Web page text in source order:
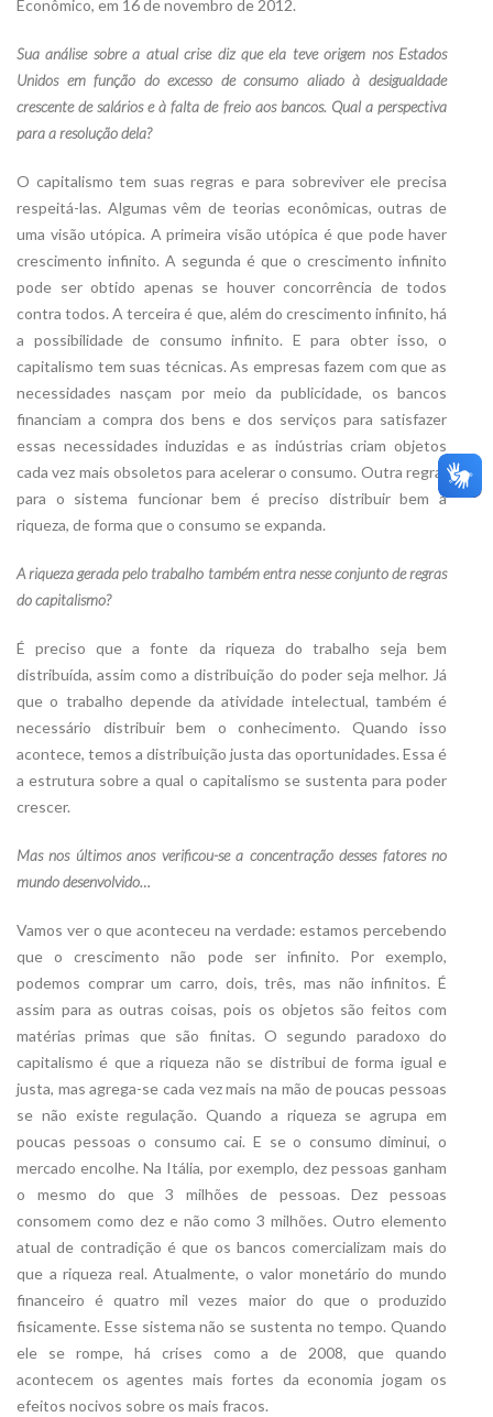
Econômico, em 16 de novembro de 2012.
Sua análise sobre a atual crise diz que ela teve origem nos Estados
Unidos em função do excesso de consumo aliado à desigualdade
crescente de salários e à falta de freio aos bancos. Qual a perspectiva
para a resolução dela?
O capitalismo tem suas regras e para sobreviver ele precisa
respeitá-las. Algumas vêm de teorias econômicas, outras de
uma visão utópica. A primeira visão utópica é que pode haver
crescimento infinito. A segunda é que o crescimento infinito
pode ser obtido apenas se houver concorrência de todos
contra todos. A terceira é que, além do crescimento infinito, há
a possibilidade de consumo infinito. E para obter isso, o
capitalismo tem suas técnicas. As empresas fazem com que as
necessidades nasçam por meio da publicidade, os bancos
financiam a compra dos bens e dos serviços para satisfazer
essas necessidades induzidas e as indústrias criam objetos
cada vez mais obsoletos para acelerar o consumo. Outra regra:
para o sistema funcionar bem é preciso distribuir bem a
riqueza, de forma que o consumo se expanda.
A riqueza gerada pelo trabalho também entra nesse conjunto de regras
do capitalismo?
É preciso que a fonte da riqueza do trabalho seja bem
distribuída, assim como a distribuição do poder seja melhor. Já
que o trabalho depende da atividade intelectual, também é
necessário distribuir bem o conhecimento. Quando isso
acontece, temos a distribuição justa das oportunidades. Essa é
a estrutura sobre a qual o capitalismo se sustenta para poder
crescer.
Mas nos últimos anos verificou-se a concentração desses fatores no
mundo desenvolvido…
Vamos ver o que aconteceu na verdade: estamos percebendo
que o crescimento não pode ser infinito. Por exemplo,
podemos comprar um carro, dois, três, mas não infinitos. É
assim para as outras coisas, pois os objetos são feitos com
matérias primas que são finitas. O segundo paradoxo do
capitalismo é que a riqueza não se distribui de forma igual e
justa, mas agrega-se cada vez mais na mão de poucas pessoas
se não existe regulação. Quando a riqueza se agrupa em
poucas pessoas o consumo cai. E se o consumo diminui, o
mercado encolhe. Na Itália, por exemplo, dez pessoas ganham
o mesmo do que 3 milhões de pessoas. Dez pessoas
consomem como dez e não como 3 milhões. Outro elemento
atual de contradição é que os bancos comercializam mais do
que a riqueza real. Atualmente, o valor monetário do mundo
financeiro é quatro mil vezes maior do que o produzido
fisicamente. Esse sistema não se sustenta no tempo. Quando
ele se rompe, há crises como a de 2008, que quando
acontecem os agentes mais fortes da economia jogam os
efeitos nocivos sobre os mais fracos.